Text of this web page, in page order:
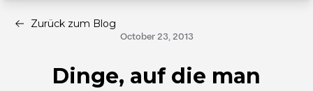
Zurück zum Blog
October 23, 2013
Dinge, auf die man